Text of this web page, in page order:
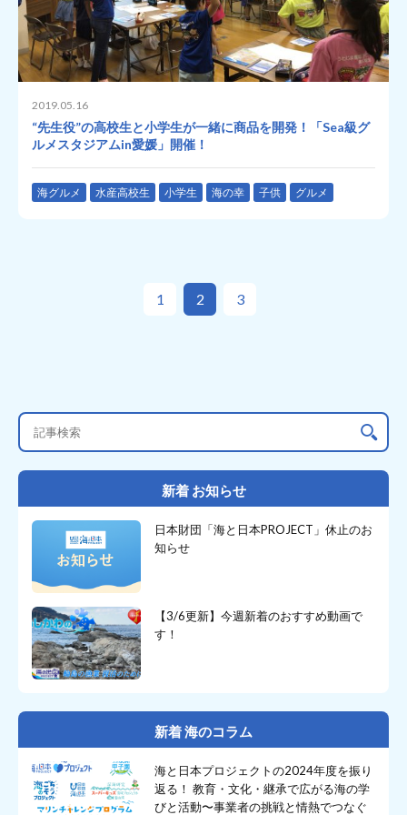
2019.05.16
“先生役”の高校生と小学生が一緒に商品を開発！「Sea級グ
ルメスタジアムin愛媛」開催！
海グルメ 水産高校生 小学生 海の幸 子供 グルメ
1 2 3
新着 お知らせ
日本財団「海と日本PROJECT」休止のお
知らせ
【3/6更新】今週新着のおすすめ動画で
す！
新着 海のコラム
海と日本プロジェクトの2024年度を振り
返る！ 教育・文化・継承で広がる海の学
びと活動〜事業者の挑戦と情熱でつなぐ